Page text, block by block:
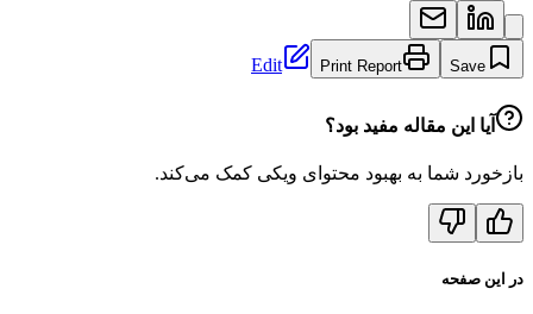
Save
Print Report
Edit
آیا این مقاله مفید بود؟
بازخورد شما به بهبود محتوای ویکی کمک می‌کند.
در این صفحه